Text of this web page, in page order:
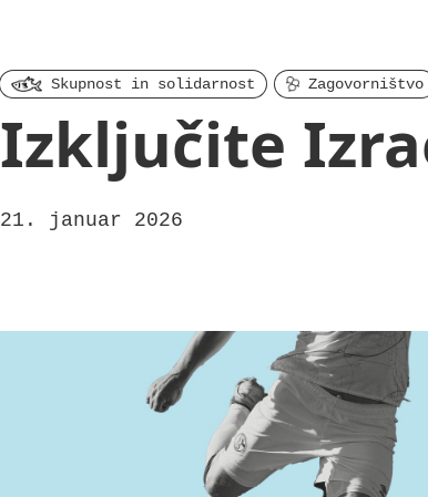
Skupnost in solidarnost Zagovorništvo
Izključite
21. januar 2026